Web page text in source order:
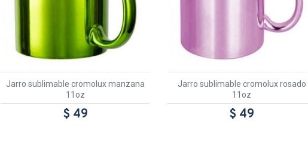
Jarro sublimable cromolux manzana
11oz
$ 49
Jarro sublimable cromolux rosado
11oz
$ 49